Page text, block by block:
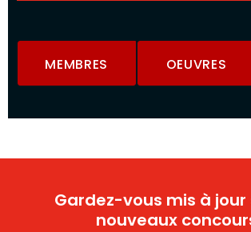
MEMBRES OEUVRES
Gardez-vous mis à jour
nouveaux